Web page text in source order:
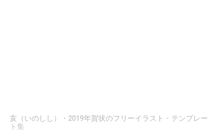
亥（いのしし）・2019年賀状のフリーイラスト・テンプレー
ト集